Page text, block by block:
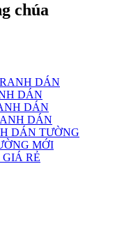
chúa
DÁN
DÁN
DÁN
DÁN
DÁN TƯỜNG
MỚI
RẺ